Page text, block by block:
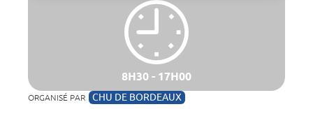
8H30 - 17H00
ORGANISÉ PAR CHU DE BORDEAUX